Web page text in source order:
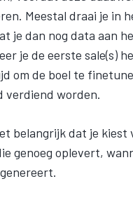
Meestal draai je in
je dan nog data aan
je de eerste sale(s)
om de boel te
verdiend worden.
belangrijk dat je kiest
genoeg oplevert,